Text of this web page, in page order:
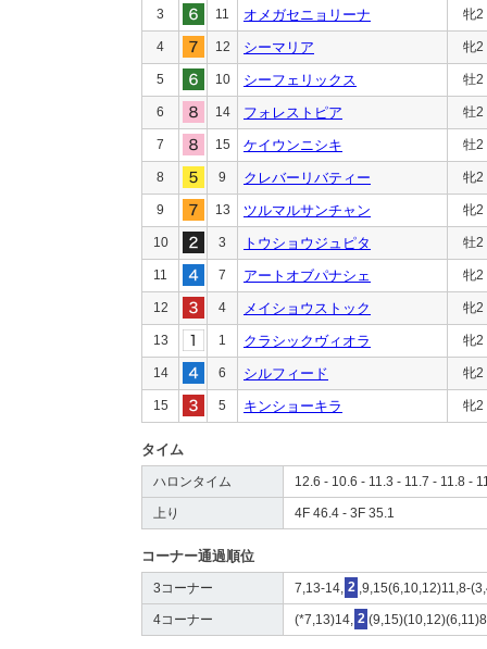
3 11 オメガセニョリーナ 牝2
4 12 シーマリア 牝2
5 10 シーフェリックス 牡2
6 14 フォレストピア 牡2
7 15 ケイウンニシキ 牡2
8 9 クレバーリバティー 牝2
9 13 ツルマルサンチャン 牝2
10 3 トウショウジュピタ 牡2
11 7 アートオブパナシェ 牝2
12 4 メイショウストック 牝2
13 1 クラシックヴィオラ 牝2
14 6 シルフィード 牝2
15 5 キンショーキラ 牝2
タイム
ハロンタイム 12.6 - 10.6 - 11.3 - 11.7 - 11.8 -
上り 4F 46.4 - 3F 35.1
コーナー通過順位
3コーナー 7,13-14, 2 ,9,15(6,10,12)11,8-
4コーナー (*7,13)14, 2